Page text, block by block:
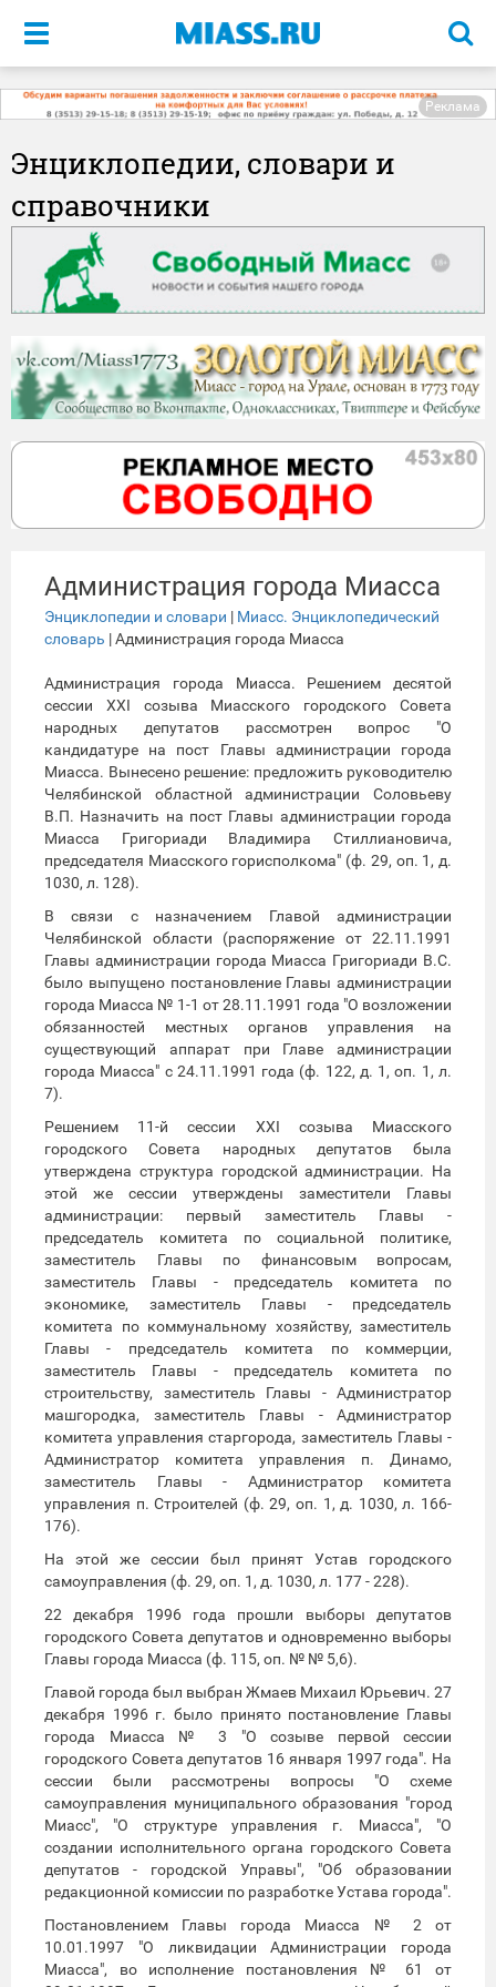
Меню
Реклама
Энциклопедии, словари и
справочники
Администрация города Миасса
Энциклопедии и словари | Миасс. Энциклопедический
словарь | Администрация города Миасса
Администрация города Миасса. Решением десятой
сессии XXI созыва Миасского городского Совета
народных депутатов рассмотрен вопрос "О
кандидатуре на пост Главы администрации города
Миасса. Вынесено решение: предложить руководителю
Челябинской областной администрации Соловьеву
В.П. Назначить на пост Главы администрации города
Миасса Григориади Владимира Стиллиановича,
председателя Миасского горисполкома" (ф. 29, оп. 1, д.
1030, л. 128).
В связи с назначением Главой администрации
Челябинской области (распоряжение от 22.11.1991
Главы администрации города Миасса Григориади В.С.
было выпущено постановление Главы администрации
города Миасса № 1-1 от 28.11.1991 года "О возложении
обязанностей местных органов управления на
существующий аппарат при Главе администрации
города Миасса" с 24.11.1991 года (ф. 122, д. 1, оп. 1, л.
7).
Решением 11-й сессии XXI созыва Миасского
городского Совета народных депутатов была
утверждена структура городской администрации. На
этой же сессии утверждены заместители Главы
администрации: первый заместитель Главы -
председатель комитета по социальной политике,
заместитель Главы по финансовым вопросам,
заместитель Главы - председатель комитета по
экономике, заместитель Главы - председатель
комитета по коммунальному хозяйству, заместитель
Главы - председатель комитета по коммерции,
заместитель Главы - председатель комитета по
строительству, заместитель Главы - Администратор
машгородка, заместитель Главы - Администратор
комитета управления старгорода, заместитель Главы -
Администратор комитета управления п. Динамо,
заместитель Главы - Администратор комитета
управления п. Строителей (ф. 29, оп. 1, д. 1030, л. 166-
176).
На этой же сессии был принят Устав городского
самоуправления (ф. 29, оп. 1, д. 1030, л. 177 - 228).
22 декабря 1996 года прошли выборы депутатов
городского Совета депутатов и одновременно выборы
Главы города Миасса (ф. 115, оп. № № 5,6).
Главой города был выбран Жмаев Михаил Юрьевич. 27
декабря 1996 г. было принято постановление Главы
города Миасса № 3 "О созыве первой сессии
городского Совета депутатов 16 января 1997 года". На
сессии были рассмотрены вопросы "О схеме
самоуправления муниципального образования "город
Миасс", "О структуре управления г. Миасса", "О
создании исполнительного органа городского Совета
депутатов - городской Управы", "Об образовании
редакционной комиссии по разработке Устава города".
Постановлением Главы города Миасса № 2 от
10.01.1997 "О ликвидации Администрации города
Миасса", во исполнение постановления № 61 от